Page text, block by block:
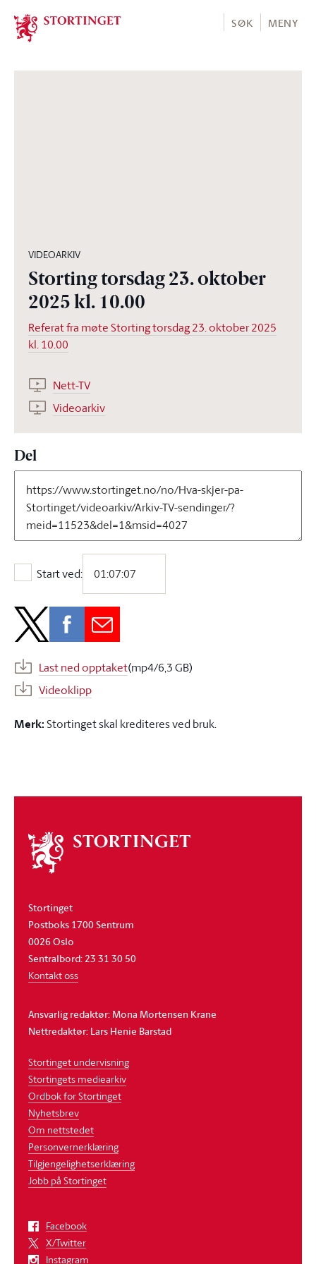
Stortinget.no
SØK MENY
VIDEOARKIV
Storting torsdag 23. oktober
2025 kl. 10.00
Referat fra møte Storting torsdag 23. oktober 2025
kl. 10.00
Nett-TV
Videoarkiv
Del
Start ved:
Start ved:
Last ned opptaket(mp4/6,3 GB)
Videoklipp
Merk:Stortinget skal krediteres ved bruk.
Om
stortinget
Stortinget
Postboks 1700 Sentrum
0026 Oslo
Sentralbord: 23 31 30 50
Kontakt oss
Ansvarlig redaktør: Mona Mortensen Krane
Nettredaktør: Lars Henie Barstad
Stortinget undervisning
Stortingets mediearkiv
Ordbok for Stortinget
Nyhetsbrev
Om nettstedet
Personvernerklæring
Tilgjengelighetserklæring
Jobb på Stortinget
Facebook
X/Twitter
Instagram